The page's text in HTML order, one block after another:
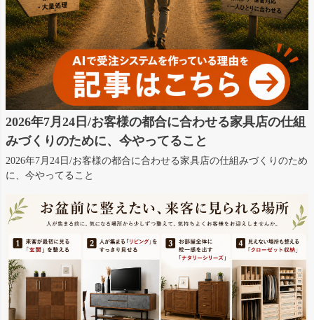
2026年7月24日/お客様の都合に合わせる家具店の仕組
みづくりのために、今やってること
2026年7月24日/お客様の都合に合わせる家具店の仕組みづくりのため
に、今やってること